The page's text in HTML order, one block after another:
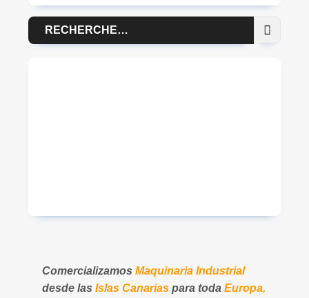
Recherche
pour :
ComercializamosMaquinaria Industrial
desde lasIslas Canarias para todaEuropa,